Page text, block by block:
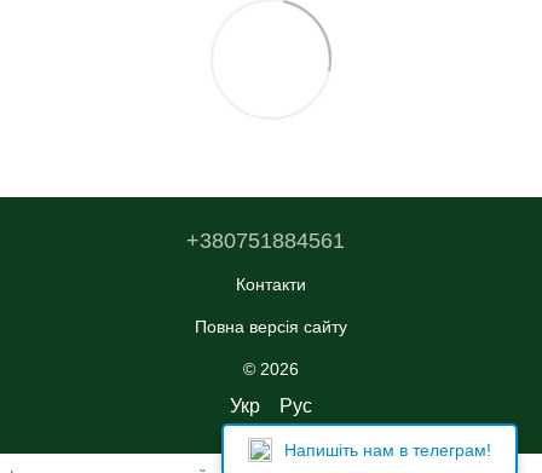
+380751884561
Контакти
Повна версія сайту
© 2026
Укр Рус
Напишіть нам в телеграм!